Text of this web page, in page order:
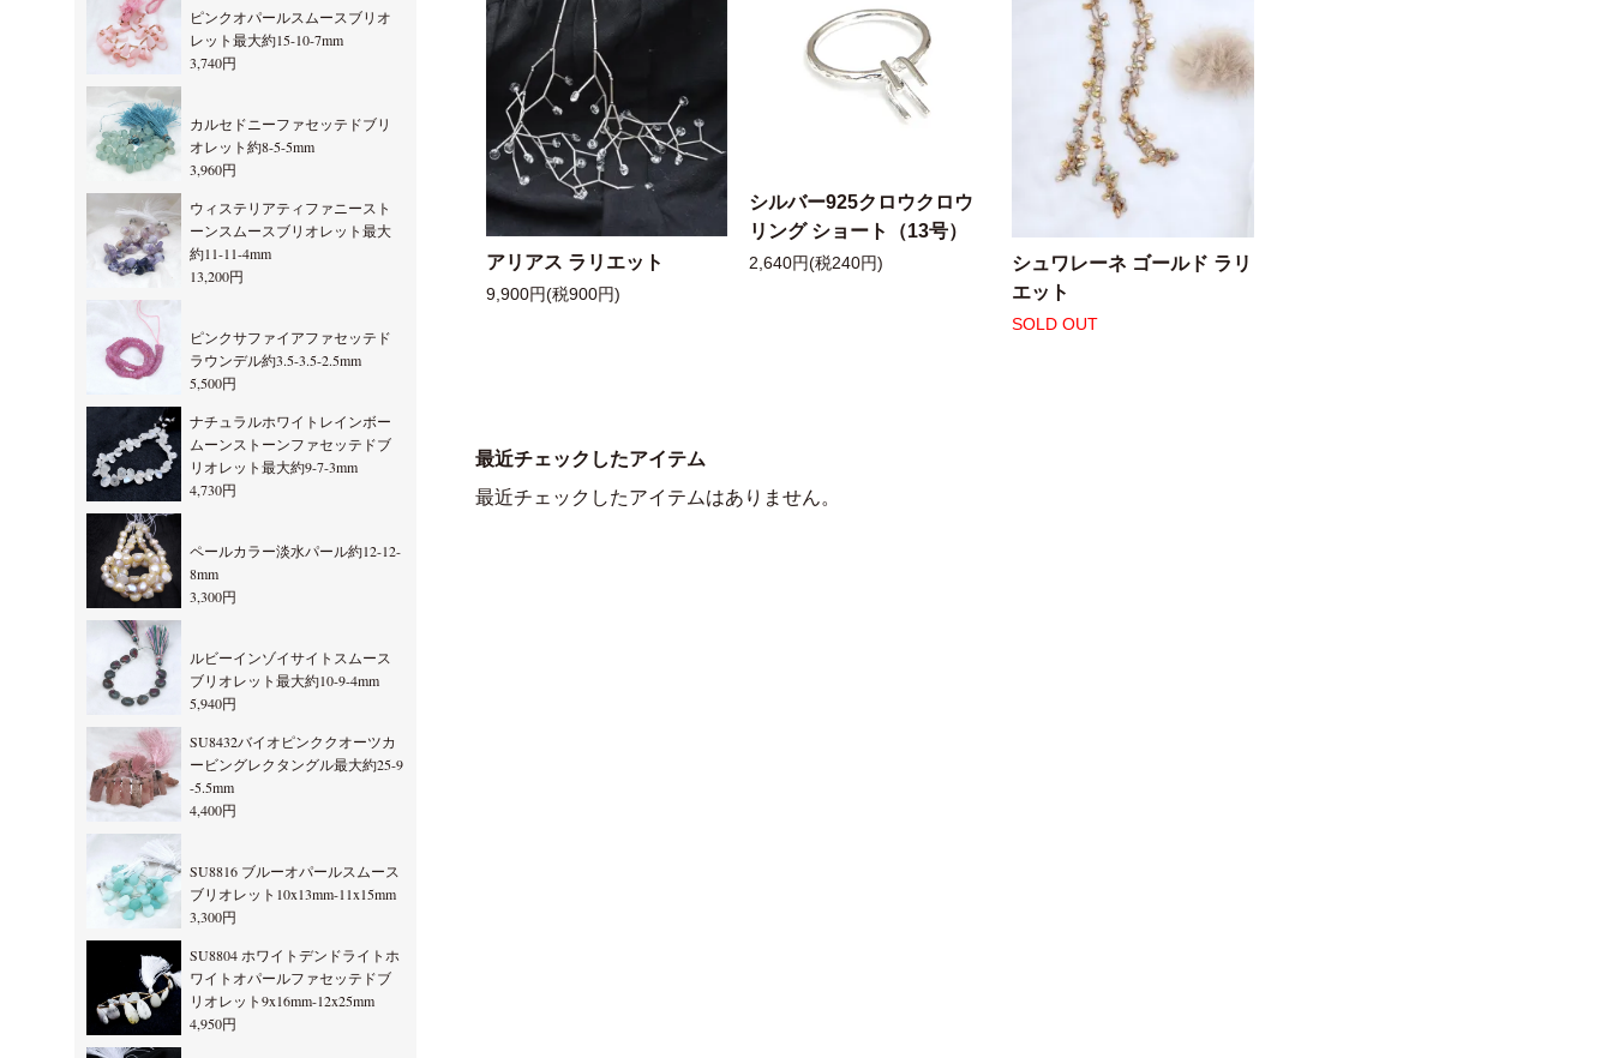
アリアス ラリエット
9,900円(税900円)
シルバー925クロウクロウ
リング ショート（13号）
2,640円(税240円)
シュワレーネ ゴールド ラリ
エット
SOLD OUT
最近チェックしたアイテム
最近チェックしたアイテムはありません。
ピンクオパールスムースブリオ
レット最大約15-10-7mm
3,740円
カルセドニーファセッテドブリ
オレット約8-5-5mm
3,960円
ウィステリアティファニースト
ーンスムースブリオレット最大
約11-11-4mm
13,200円
ピンクサファイアファセッテド
ラウンデル約3.5-3.5-2.5mm
5,500円
ナチュラルホワイトレインボー
ムーンストーンファセッテドブ
リオレット最大約9-7-3mm
4,730円
ペールカラー淡水パール約12-12-
8mm
3,300円
ルビーインゾイサイトスムース
ブリオレット最大約10-9-4mm
5,940円
SU8432バイオピンククオーツカ
ービングレクタングル最大約25-9
-5.5mm
4,400円
SU8816 ブルーオパールスムース
ブリオレット10x13mm-11x15mm
3,300円
SU8804 ホワイトデンドライトホ
ワイトオパールファセッテドブ
リオレット9x16mm-12x25mm
4,950円